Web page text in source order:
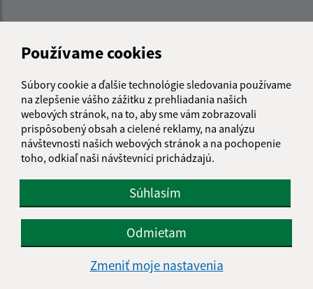
Používame cookies
Súbory cookie a ďalšie technológie sledovania používame
na zlepšenie vášho zážitku z prehliadania našich
webových stránok, na to, aby sme vám zobrazovali
prispôsobený obsah a cielené reklamy, na analýzu
návštevnosti našich webových stránok a na pochopenie
toho, odkiaľ naši návštevníci prichádzajú.
Súhlasím
Odmietam
Zmeniť moje nastavenia
Informácie o stránke:
Vyhlásenie o prístupnosti
Autorské práva
Ochrana osobných údajov